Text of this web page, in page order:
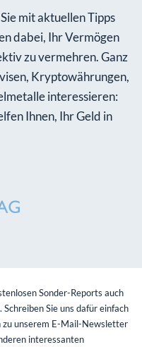
mit aktuellen Tipps
dabei, Ihr Vermögen
zu vermehren. Ganz
Kryptowährungen,
interessieren:
Ihnen, Ihr Geld in
Sonder-Reports auch
Sie uns dafür einfach
zu unserem E-Mail-Newsletter
interessanten